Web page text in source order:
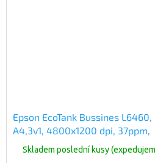
Epson EcoTank Bussines L6460,
A4,3v1, 4800x1200 dpi, 37ppm,
USB, Duplex, 3roky (C11CJ89403)
Skladem poslední kusy